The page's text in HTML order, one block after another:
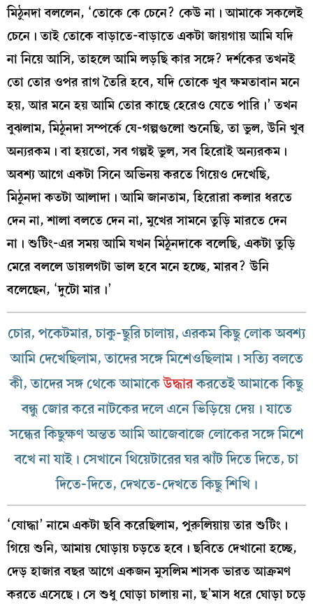
মিঠুনদা বললেন, ‘তোকে কে চেনে? কেউ না। আমাকে সকলেই
চেনে। তাই তোকে বাড়াতে-বাড়াতে একটা জায়গায় আমি যদি
না নিয়ে আসি, তাহলে আমি লড়ছি কার সঙ্গে? দর্শকের তখনই
তো তোর ওপর রাগ তৈরি হবে, যদি তোকে খুব ক্ষমতাবান মনে
হয়, আর মনে হয় আমি তোর কাছে হেরেও যেতে পারি।’ তখন
বুঝলাম, মিঠুনদা সম্পর্কে যে-গল্পগুলো শুনেছি, তা ভুল, উনি খুব
অন্যরকম। বা হয়তো, সব গল্পই ভুল, সব হিরোই অন্যরকম।
অবশ্য আগে একটা সিনে অভিনয় করতে গিয়েও দেখেছি,
মিঠুনদা কতটা আলাদা। আমি জানতাম, হিরোরা কলার ধরতে
দেন না, শালা বলতে দেন না, মুখের সামনে তুড়ি মারতে দেন
না। শুটিং-এর সময় আমি যখন মিঠুনদাকে বলেছি, একটা তুড়ি
মেরে বললে ডায়লগটা ভাল হবে মনে হচ্ছে, মারব? উনি
বলেছেন, ‘দুটো মার।’
চোর, পকেটমার, চাকু-ছুরি চালায়, এরকম কিছু লোক অবশ্য
আমি দেখেছিলাম, তাদের সঙ্গে মিশেওছিলাম। সত্যি বলতে
কী, তাদের সঙ্গ থেকে আমাকেউদ্ধারকরতেই আমাকে কিছু
বন্ধু জোর করে নাটকের দলে এনে ভিড়িয়ে দেয়। যাতে
সন্ধের কিছুক্ষণ অন্তত আমি আজেবাজে লোকের সঙ্গে মিশে
বখে না যাই। সেখানে থিয়েটারের ঘর ঝাঁট দিতে দিতে, চা
দিতে-দিতে, দেখতে-দেখতে কিছু শিখি।
‘যোদ্ধা’ নামে একটা ছবি করেছিলাম, পুরুলিয়ায় তার শুটিং।
গিয়ে শুনি, আমায় ঘোড়ায় চড়তে হবে। ছবিতে দেখানো হচ্ছে,
দেড় হাজার বছর আগে একজন মুসলিম শাসক ভারত আক্রমণ
করতে এসেছে। সে শুধু ঘোড়া চালায় না, ছ’মাস ধরে ঘোড়া চড়ে